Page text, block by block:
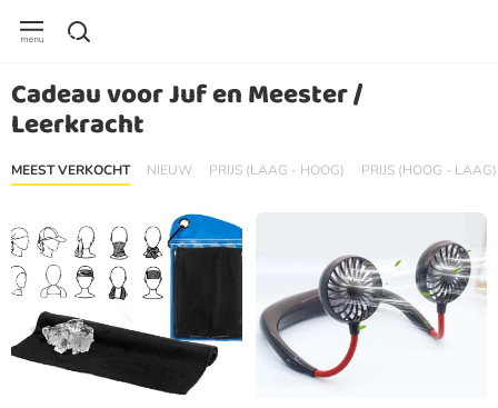
Cadeau voor Juf en Meester /
Leerkracht
MEEST VERKOCHT NIEUW PRIJS (LAAG - HOOG) PRIJS (HOOG - LAAG)